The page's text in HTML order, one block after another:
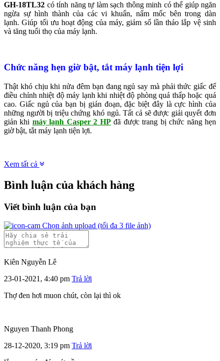
GH-18TL32 có tính năng tự làm sạch thông minh có thể giúp ngăn
ngừa sự hình thành của các vi khuẩn, nấm mốc bên trong dàn
lạnh. Giúp tối ưu hoạt động của máy, giảm số lần tháo lắp vệ sinh
và tăng tuổi thọ của máy lạnh.
Chức năng hẹn giờ bật, tắt máy lạnh tiện lợi
Thật khó chịu khi nửa đêm bạn đang ngủ say mà phải thức giấc để
điều chỉnh nhiệt độ máy lạnh khi nhiệt độ phòng quá thấp hoặc quá
cao. Giấc ngủ của bạn bị gián đoạn, đặc biệt đây là cực hình của
những người bị triệu chứng khó ngủ. Tất cả sẽ được giải quyết đơn
giản khi máy lạnh Casper 2 HPđã được trang bị chức năng hẹn
giờ bật, tắt máy lạnh tiện lợi.
Xem tất cả
Bình luận của khách hàng
Viết bình luận của bạn
Chọn ảnh upload (tối đa 3 file ảnh)
Kiên Nguyễn Lê
23-01-2021, 4:40 pm Trả lời
Thợ đen hơi muon chút, còn lại thì ok
Nguyen Thanh Phong
28-12-2020, 3:19 pm Trả lời